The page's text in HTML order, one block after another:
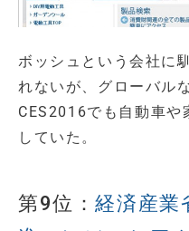
ボッシュという会社に
れないが、グローバル
CES2016でも自動車
していた。
第9位：経済産業